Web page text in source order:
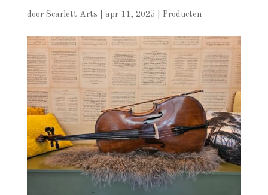
door Scarlett Arts apr 11, 2025 Producten